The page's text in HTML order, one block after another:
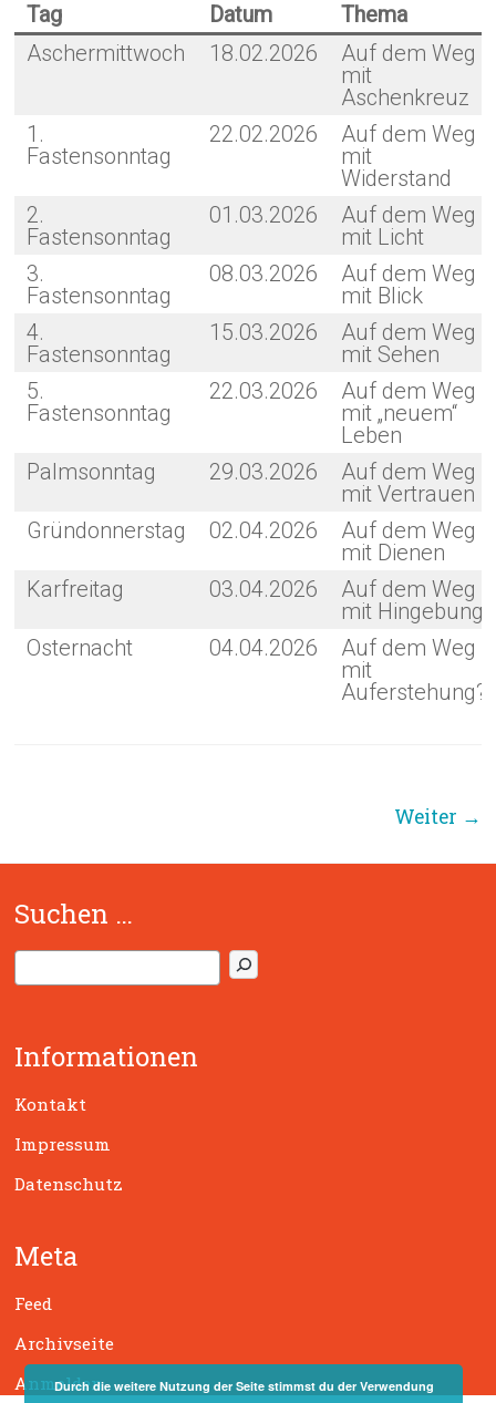
Tag
Datum
Thema
Aschermittwoch
18.02.2026
Auf dem Weg
mit
Aschenkreuz
1.
Fastensonntag
22.02.2026
Auf dem Weg
mit
Widerstand
2.
Fastensonntag
01.03.2026
Auf dem Weg
mit Licht
3.
Fastensonntag
08.03.2026
Auf dem Weg
mit Blick
4.
Fastensonntag
15.03.2026
Auf dem Weg
mit Sehen
5.
Fastensonntag
22.03.2026
Auf dem Weg
mit „neuem“
Leben
Palmsonntag
29.03.2026
Auf dem Weg
mit Vertrauen
Gründonnerstag
02.04.2026
Auf dem Weg
mit Dienen
Karfreitag
03.04.2026
Auf dem Weg
mit Hingebung
Osternacht
04.04.2026
Auf dem Weg
mit
Auferstehung?
Weiter →
Suchen …
u
e
n
Informationen
Kontakt
Impressum
Datenschutz
Meta
Feed
Archivseite
Anmelden
Durch die weitere Nutzung der Seite stimmst du der Verwendung